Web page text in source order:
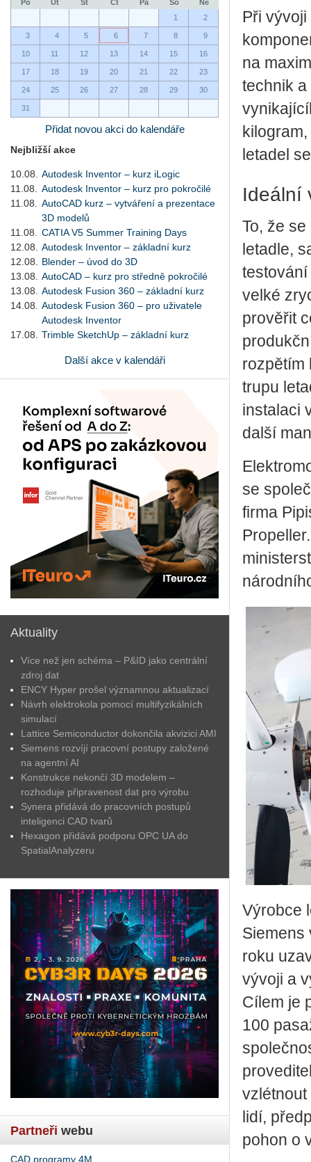
Po Út St Čt Pá So
Ne
1
2
3 4 5 6 7 8 9
10 11 12 13 14 15 16
17 18 19 20 21 22 23
24 25 26 27 28 29 30
31
Přidat novou akci do kalendáře
Nejbližší akce
10.08.
Autodesk Inventor – kurz iLogic
11.08.
Autodesk Inventor – kurz pro pokročilé
11.08.
AutoCAD kurz – vytváření a prezentace
3D modelů
11.08.
CATIA V5 Summer Training Days
12.08.
Autodesk Inventor – základní kurz
12.08.
Blender – úvod do 3D
13.08.
AutoCAD – kurz pro středně pokročilé
13.08.
Autodesk Fusion 360 – základní kurz
14.08.
Autodesk Fusion 360 – pro uživatele
Autodesk Inventor
17.08.
Trimble SketchUp – základní kurz
Další akce v kalendáři
Aktuality
Více než jen schéma – P&ID jako centrální
zdroj dat
ENCY Hyper prošel významnou aktualizací
Návrh elektrokola pomocí multifyzikálních
simulací
Lattice Semiconductor dokončila akvizici AMI
Siemens rozvíjí pracovní postupy založené
na agentní AI
Konstrukce nekončí 3D modelem –
rozhoduje připravenost dat pro výrobu
Synera přidává do pracovních postupů
inteligenci CAD tvarů
Hexagon přidává podporu OPC UA do
SpatialAnalyzeru
Partneři webu
CAD programy 4M
Při
na
technik
letadel
Ideální
To, že
letadle,
velké
prověřit
rozpětím
trupu
instalaci
další
se
firma
Výrobce
Siemens
roku
vývoji a
Cílem je
100
lidí,
pohon o